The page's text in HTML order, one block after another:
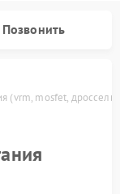
Позвонить
(vrm, mosfet, дроссели)